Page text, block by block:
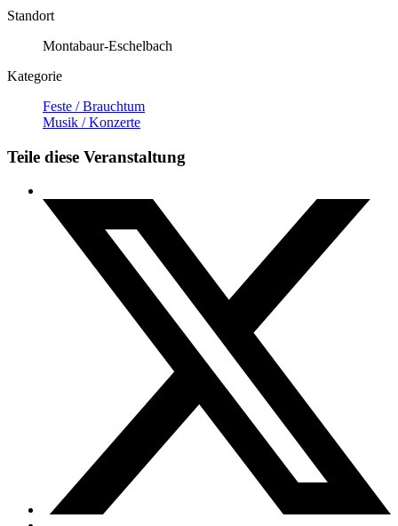
Standort
Montabaur-Eschelbach
Kategorie
Feste / Brauchtum
Musik / Konzerte
Teile diese Veranstaltung